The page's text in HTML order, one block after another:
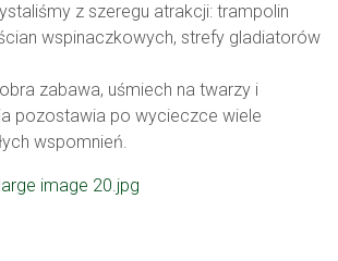
z szeregu atrakcji: trampolin
wspinaczkowych, strefy gladiatorów
zabawa, uśmiech na twarzy i
pozostawia po wycieczce wiele
wspomnień.